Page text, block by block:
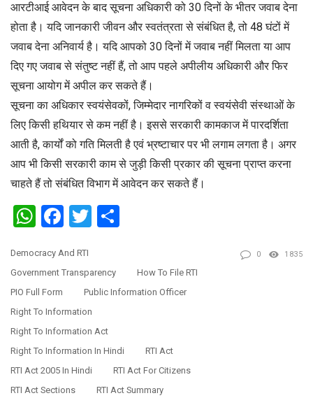
आरटीआई आवेदन के बाद सूचना अधिकारी को 30 दिनों के भीतर जवाब देना
होता है। यदि जानकारी जीवन और स्वतंत्रता से संबंधित है, तो 48 घंटों में
जवाब देना अनिवार्य है। यदि आपको 30 दिनों में जवाब नहीं मिलता या आप
दिए गए जवाब से संतुष्ट नहीं हैं, तो आप पहले अपीलीय अधिकारी और फिर
सूचना आयोग में अपील कर सकते हैं।
सूचना का अधिकार स्वयंसेवकों, जिम्मेदार नागरिकों व स्वयंसेवी संस्थाओं के
लिए किसी हथियार से कम नहीं है। इससे सरकारी कामकाज में पारदर्शिता
आती है, कार्यों को गति मिलती है एवं भ्रष्टाचार पर भी लगाम लगता है। अगर
आप भी किसी सरकारी काम से जुड़ी किसी प्रकार की सूचना प्राप्त करना
चाहते हैं तो संबंधित विभाग में आवेदन कर सकते हैं।
WhatsApp
Facebook
Twitter
Democracy And RTI
Government Transparency
How To File RTI
PIO Full Form
Public Information Officer
Right To Information
Right To Information Act
Right To Information In Hindi
RTI Act
RTI Act 2005 In Hindi
RTI Act For Citizens
RTI Act Sections
RTI Act Summary
0 1835